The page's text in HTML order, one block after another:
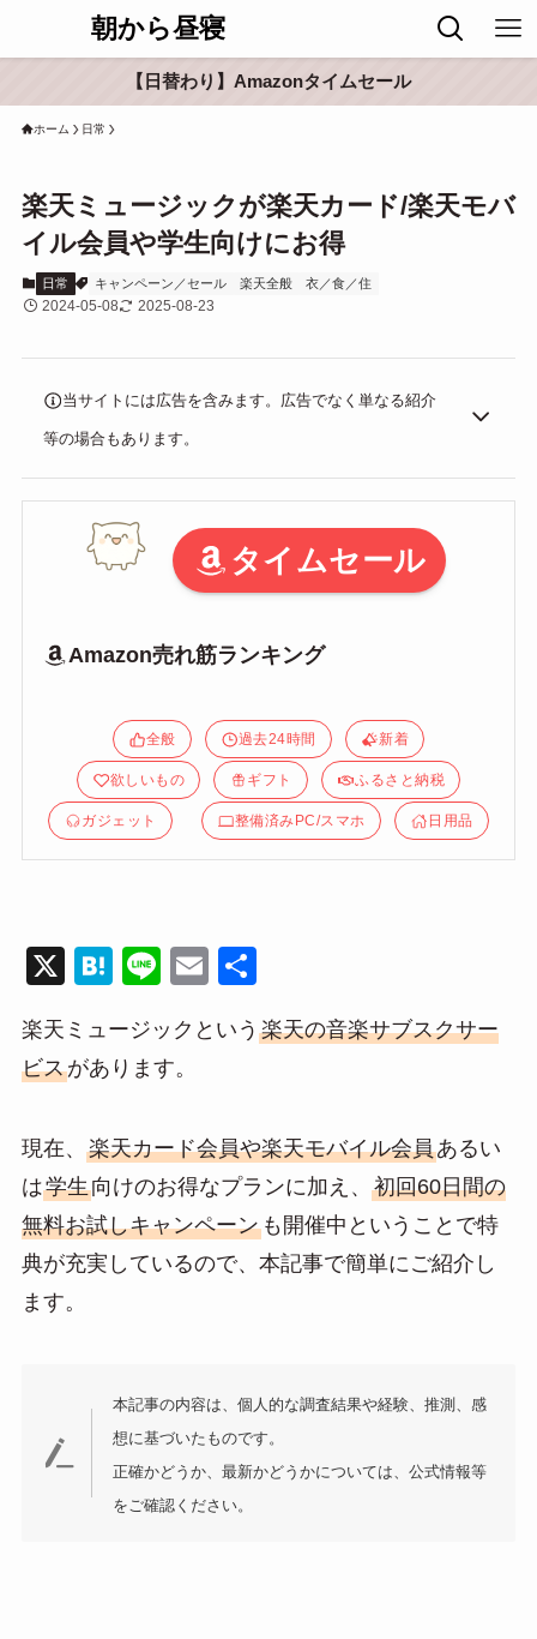
朝から昼寝
【日替わり】Amazonタイムセール
ホーム 日常
楽天ミュージックが楽天カード/楽天モバ
イル会員や学生向けにお得
日常 キャンペーン／セール 楽天全般 衣／食／住
2024-05-08 2025-08-23
当サイトには広告を含みます。広告でなく単なる紹介
等の場合もあります。
タイムセール
Amazon売れ筋ランキング
全般 過去24時間 新着
欲しいもの ギフト ふるさと納税
ガジェット 整備済みPC/スマホ 日用品
X
H
e
n
Li
e
E
ail
楽天ミュージックという 楽天の音楽サブスクサー
ビスがあります。
現在、 楽天カード会員や楽天モバイル会員あるい
は学生向けのお得なプランに加え、 初回60日間の
無料お試しキャンペーンも開催中ということで特
典が充実しているので、本記事で簡単にご紹介し
ます。
本記事の内容は、個人的な調査結果や経験、推測、感
想に基づいたものです。
正確かどうか、最新かどうかについては、公式情報等
をご確認ください。